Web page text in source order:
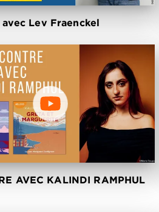
Lev Fraenckel
AVEC KALINDI RAMPHUL